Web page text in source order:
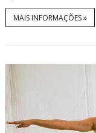
MAIS INFORMAÇÕES »